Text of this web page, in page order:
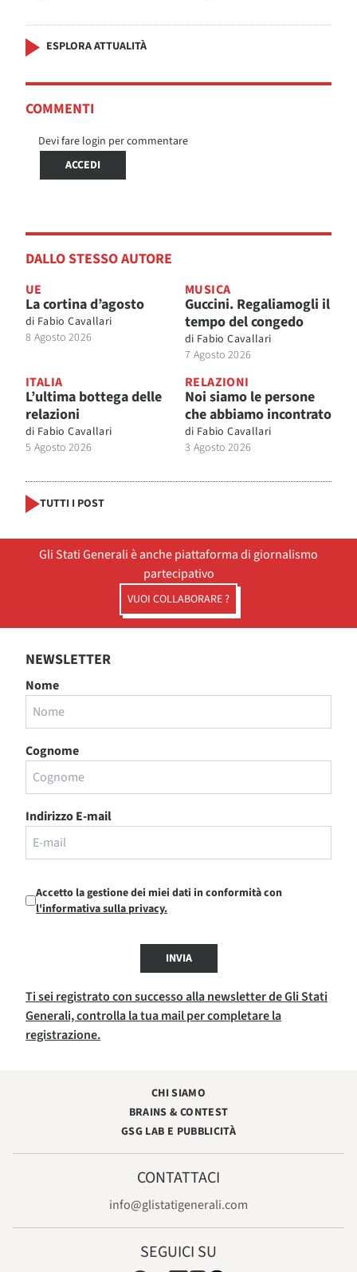
ESPLORA ATTUALITÀ
COMMENTI
Devi fare login per commentare
ACCEDI
DALLO STESSO AUTORE
UE
La cortina d’agosto
di Fabio Cavallari
8 Agosto 2026
MUSICA
Guccini. Regaliamogli il
tempo del congedo
di Fabio Cavallari
7 Agosto 2026
ITALIA
L’ultima bottega delle
relazioni
di Fabio Cavallari
5 Agosto 2026
RELAZIONI
Noi siamo le persone
che abbiamo incontrato
di Fabio Cavallari
3 Agosto 2026
TUTTI I POST
Gli Stati Generali è anche piattaforma di giornalismo
partecipativo
VUOI COLLABORARE ?
NEWSLETTER
Nome
Cognome
Indirizzo E-mail
Accetto la gestione dei miei dati in conformità con
l'informativa sulla privacy.
INVIA
Ti sei registrato con successo alla newsletter de Gli Stati
Generali, controlla la tua mail per completare la
registrazione.
CHI SIAMO
BRAINS & CONTEST
GSG LAB E PUBBLICITÀ
CONTATTACI
info@glistatigenerali.com
SEGUICI SU